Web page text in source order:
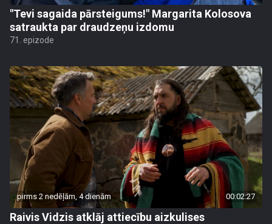
"Tevi sagaida pārsteigums!" Margarita Kolosova
satraukta par draudzeņu izdomu
71. epizode
pirms 2 nedēļām, 4 dienām 00:02:27
Raivis Vidzis atklāj attiecību aizkulises